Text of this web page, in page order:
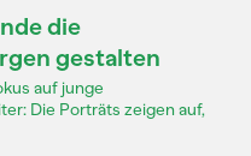
die
gestalten
auf junge
Die Porträts zeigen auf,